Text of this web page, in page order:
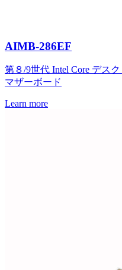
AIMB-286EF
第８/9世代 Intel Core デス
マザーボード
Learn more